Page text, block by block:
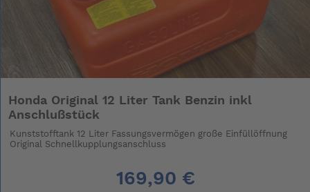
Honda Original 12 Liter Tank Benzin inkl
Anschlußstück
Kunststofftank 12 Liter Fassungsvermögen große Einfüllöffnung
Original Schnellkupplungsanschluss
169,90 €